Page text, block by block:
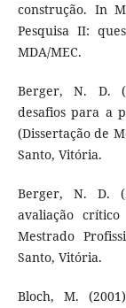
construção. In
Pesquisa II:
MDA/MEC.
Berger, N. D.
desafios para a
(Dissertação de
Santo, Vitória.
Berger, N. D.
avaliação
Mestrado
Santo, Vitória.
Bloch, M.